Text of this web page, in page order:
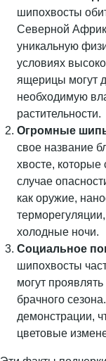
шипохвосты
Северной
уникальную
условиях
ящерицы могут
необходимую
растительности.
Огромные
свое название
хвосте,
случае
как оружие,
холодные ночи.
Социальное
шипохвосты
могут
брачного
демонстрации,
цветовые